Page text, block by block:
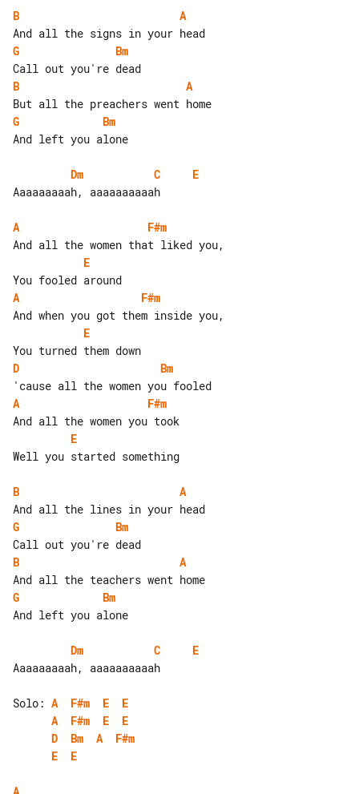
B
A
G
Bm
B
A
G
Bm
And left you alone
Dm C
E
Aaaaaaaaah, aaaaaaaaaah
A
F#m
E
A
F#m
E
D
Bm
A
F#m
E
Well you started something
B
A
G
Bm
B
A
G
Bm
And left you alone
Dm C
E
Aaaaaaaaah, aaaaaaaaaah
Solo: A F#m E
E
A
F#m E
E
D
Bm A
F#m
E
E